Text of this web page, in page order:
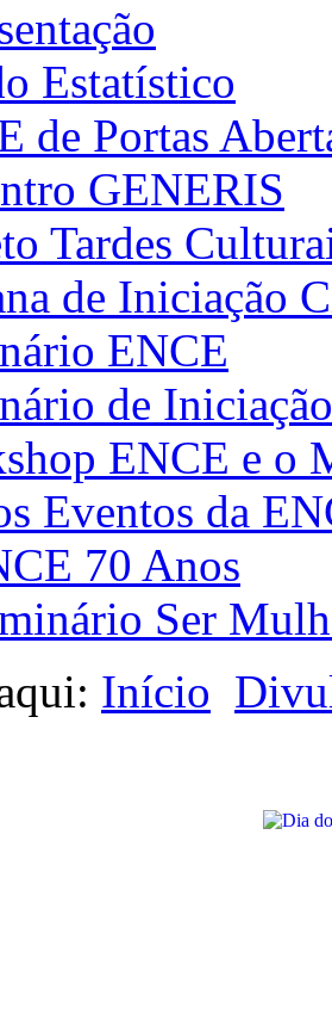
Estatístico
de Portas
GENERIS
Tardes
de Iniciação
ENCE
de
ENCE e o
Eventos da
70 Anos
Ser
Início